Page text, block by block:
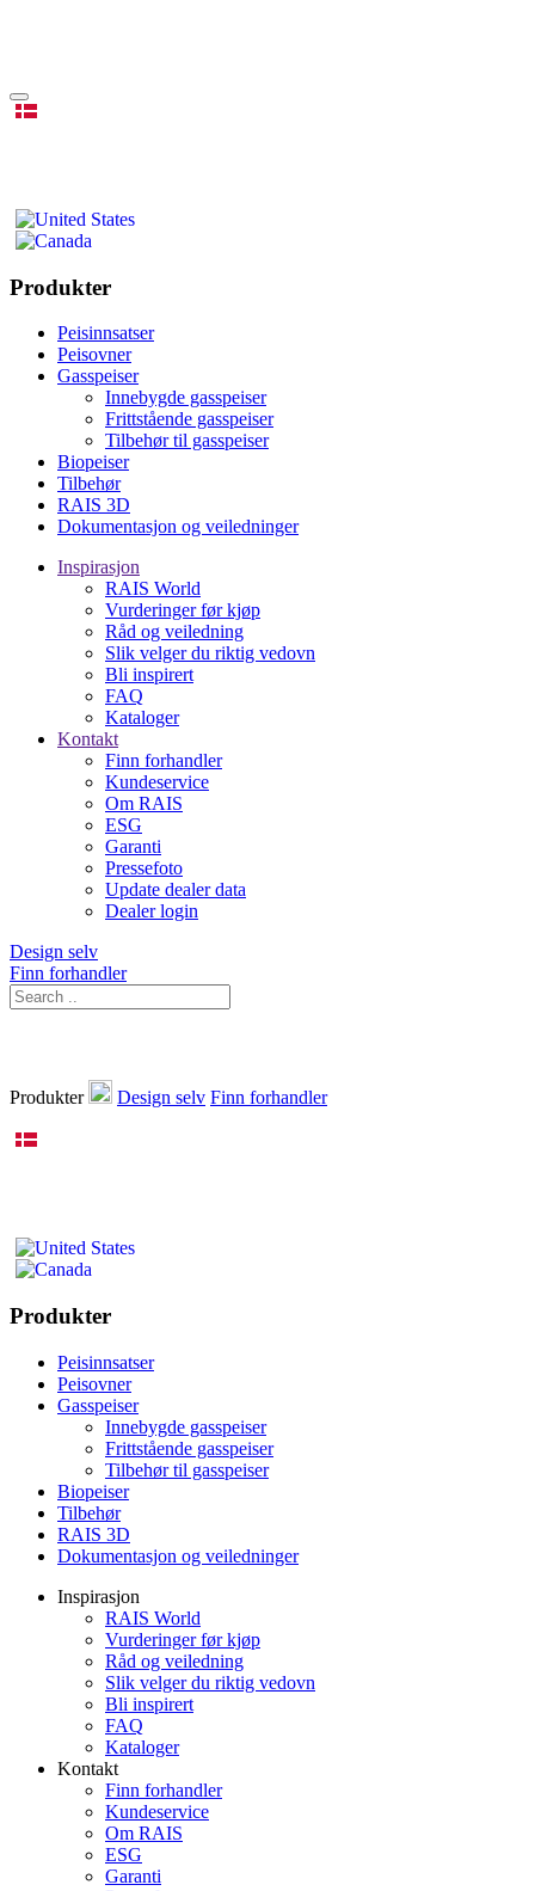
Produkter
Peisinnsatser
Peisovner
Gasspeiser
Innebygde gasspeiser
Frittstående gasspeiser
Tilbehør til gasspeiser
Biopeiser
Tilbehør
RAIS 3D
Dokumentasjon og veiledninger
Inspirasjon
RAIS World
Vurderinger før kjøp
Råd og veiledning
Slik velger du riktig vedovn
Bli inspirert
FAQ
Kataloger
Kontakt
Finn forhandler
Kundeservice
Om RAIS
ESG
Garanti
Pressefoto
Update dealer data
Dealer login
Design selv
Finn forhandler
Produkter Design selv Finn forhandler
Produkter
Peisinnsatser
Peisovner
Gasspeiser
Innebygde gasspeiser
Frittstående gasspeiser
Tilbehør til gasspeiser
Biopeiser
Tilbehør
RAIS 3D
Dokumentasjon og veiledninger
Inspirasjon
RAIS World
Vurderinger før kjøp
Råd og veiledning
Slik velger du riktig vedovn
Bli inspirert
FAQ
Kataloger
Kontakt
Finn forhandler
Kundeservice
Om RAIS
ESG
Garanti